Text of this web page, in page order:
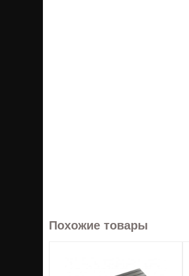
Похожие товары